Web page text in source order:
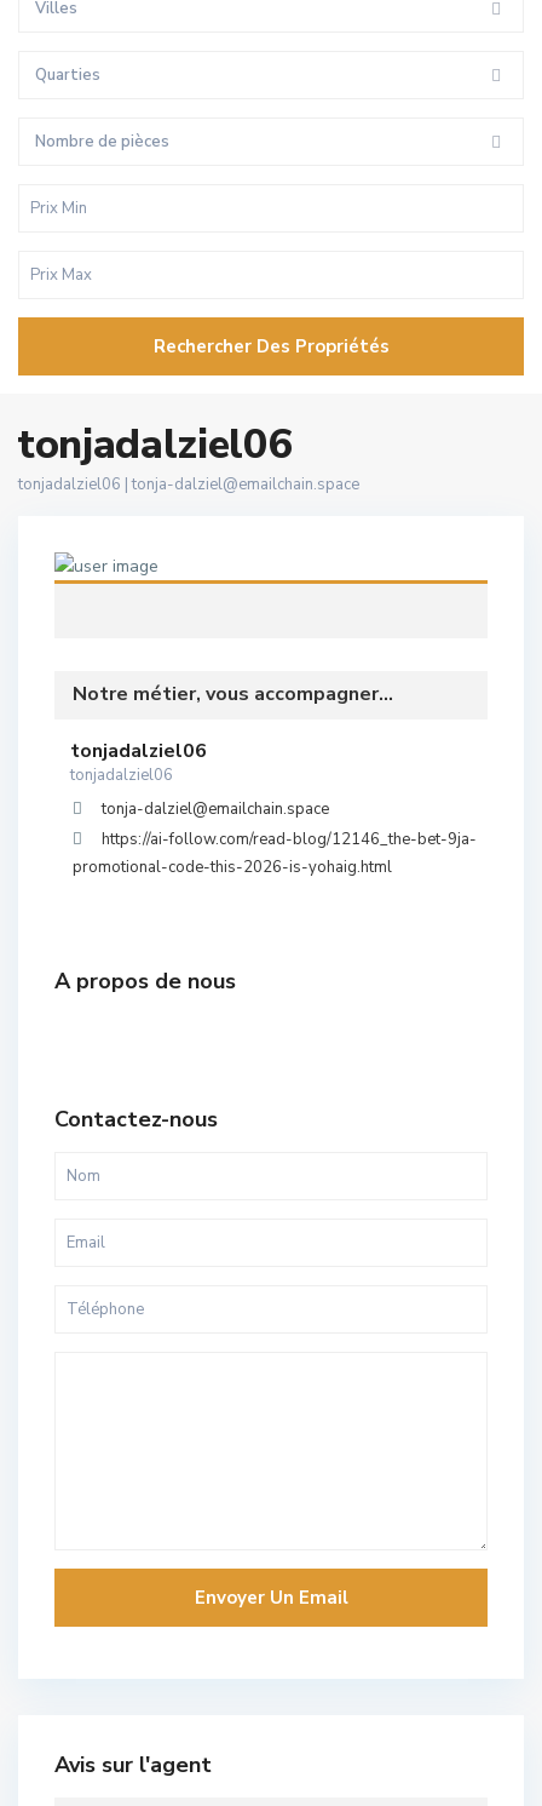
Villes
Quarties
Nombre de pièces
Rechercher Des Propriétés
tonjadalziel06
tonjadalziel06 |tonja-dalziel@emailchain.space
Notre métier, vous accompagner...
tonjadalziel06
tonjadalziel06
tonja-dalziel@emailchain.space
https://ai-follow.com/read-blog/12146_the-bet-9ja-
promotional-code-this-2026-is-yohaig.html
A propos de nous
Contactez-nous
Avis sur l'agent